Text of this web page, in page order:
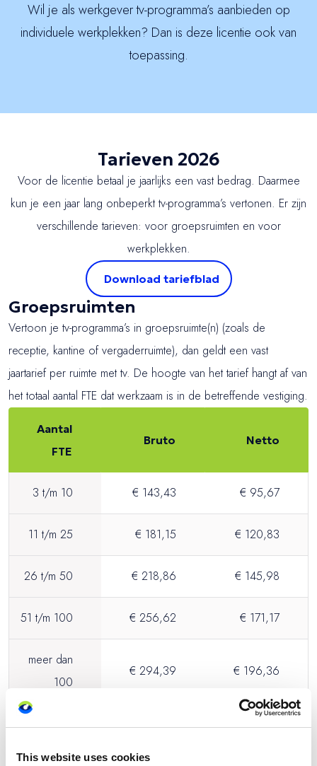
This website uses cookies
Wil je als werkgever tv-programma’s aanbieden op
individuele werkplekken? Dan is deze licentie ook van
toepassing.
Tarieven 2026
Voor de licentie betaal je jaarlijks een vast bedrag. Daarmee
kun je een jaar lang onbeperkt tv-programma’s vertonen. Er zijn
verschillende tarieven: voor groepsruimten en voor
werkplekken.
Download tariefblad
Groepsruimten
Vertoon je tv-programma’s in groepsruimte(n) (zoals de
receptie, kantine of vergaderruimte), dan geldt een vast
jaartarief per ruimte met tv. De hoogte van het tarief hangt af van
het totaal aantal FTE dat werkzaam is in de betreffende vestiging.
Aantal
FTE
Bruto Netto
3 t/m 10 € 143,43 € 95,67
11 t/m 25 € 181,15 € 120,83
26 t/m 50 € 218,86 € 145,98
51 t/m 100 € 256,62 € 171,17
meer dan
100
€ 294,39 € 196,36
Werkplekken met TV